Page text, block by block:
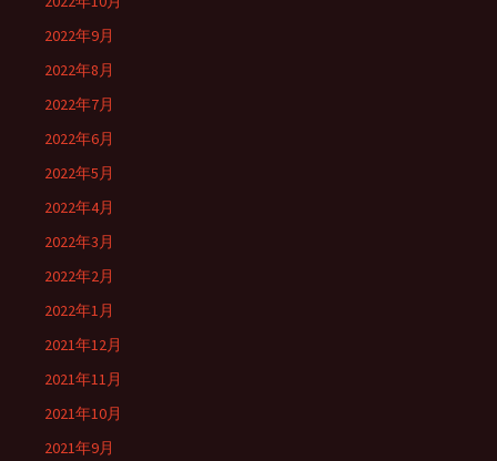
2022年9月
2022年8月
2022年7月
2022年6月
2022年5月
2022年4月
2022年3月
2022年2月
2022年1月
2021年12月
2021年11月
2021年10月
2021年9月